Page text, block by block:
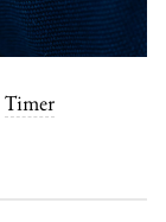
Timer